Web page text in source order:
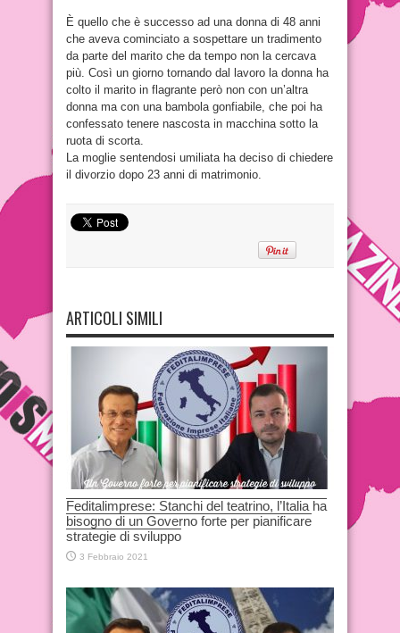
È quello che è successo ad una donna di 48 anni
che aveva cominciato a sospettare un tradimento
da parte del marito che da tempo non la cercava
più. Così un giorno tornando dal lavoro la donna ha
colto il marito in flagrante però non con un’altra
donna ma con una bambola gonfiabile, che poi ha
confessato tenere nascosta in macchina sotto la
ruota di scorta.
La moglie sentendosi umiliata ha deciso di chiedere
il divorzio dopo 23 anni di matrimonio.
ARTICOLI SIMILI
Feditalimprese: Stanchi del teatrino, l’Italia ha
bisogno di un Governo forte per pianificare
strategie di sviluppo
3 Febbraio 2021